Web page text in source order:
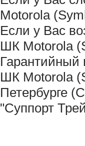
Motorola
Если у Вас
ШК Motorola
Гарантийный
ШК Motorola
Петербурге
"Суппорт